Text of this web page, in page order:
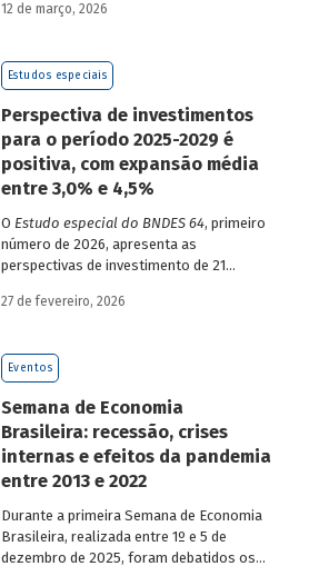
como programas de aceleração têm
desafio.
12 de março, 2026
Estudos especiais
Perspectiva de investimentos
para o período 2025-2029 é
positiva, com expansão média
entre 3,0% e 4,5%
O Estudo especial do BNDES 64, primeiro
número de 2026, apresenta as
perspectivas de investimento de 21
período de 2025 a 2029.
27 de fevereiro, 2026
Eventos
Semana de Economia
Brasileira: recessão, crises
internas e efeitos da pandemia
entre 2013 e 2022
Durante a primeira Semana de Economia
Brasileira, realizada entre 1º e 5 de
dezembro de 2025, foram debatidos os